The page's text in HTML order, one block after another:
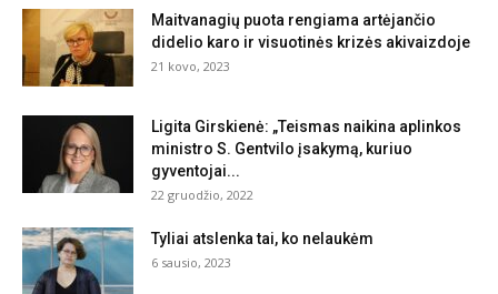
Maitvanagių puota rengiama artėjančio
didelio karo ir visuotinės krizės akivaizdoje
21 kovo, 2023
Ligita Girskienė: „Teismas naikina aplinkos
ministro S. Gentvilo įsakymą, kuriuo
gyventojai...
22 gruodžio, 2022
Tyliai atslenka tai, ko nelaukėm
6 sausio, 2023